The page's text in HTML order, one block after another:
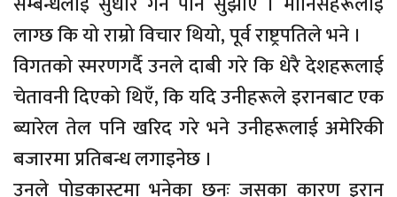
लाग्छ कि यो राम्रो विचार थियो, पूर्व राष्ट्रपतिले भने ।
विगतको स्मरणगर्दै उनले दाबी गरे कि धेरै देशहरूलाई
चेतावनी दिएको थिएँ, कि यदि उनीहरूले इरानबाट एक
ब्यारेल तेल पनि खरिद गरे भने उनीहरूलाई अमेरिकी
बजारमा प्रतिबन्ध लगाइनेछ ।